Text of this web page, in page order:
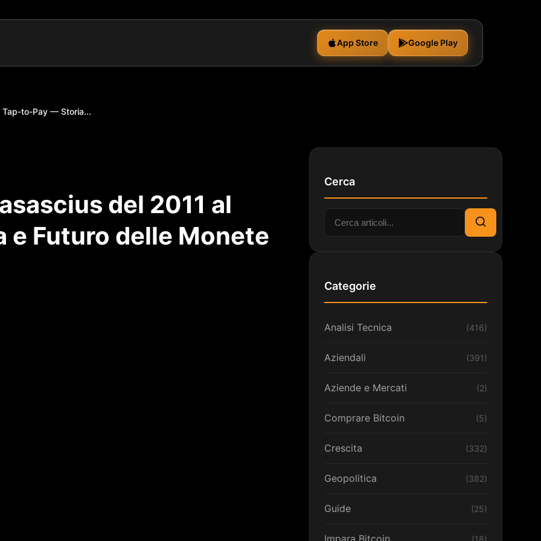
App Store Google Play
Tap-to-Pay — Storia...
del 2011 al
Futuro delle Monete
Cerca
Cerca:
Cerca
Categorie
Analisi Tecnica (416)
Aziendali (391)
Aziende e Mercati (2)
Comprare Bitcoin (5)
Crescita (332)
Geopolitica (382)
Guide (25)
Impara Bitcoin (18)